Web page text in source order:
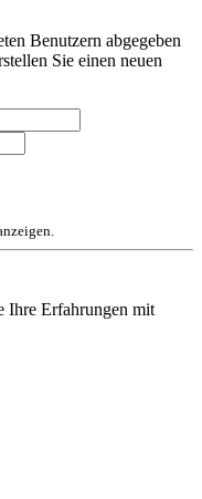
Benutzern abgegeben
Sie einen neuen
Ihre Erfahrungen mit